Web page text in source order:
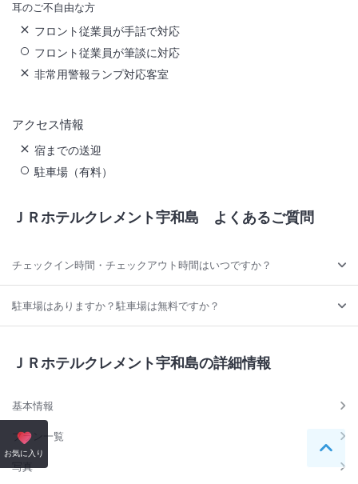
耳のご不自由な方
フロント従業員が手話で対応
フロント従業員が筆談に対応
非常用警報ランプ対応客室
アクセス情報
宿までの送迎
駐車場（有料）
お気に入り ペー
ＪＲホテルクレメント宇和島 よくあるご質問
チェックイン時間・チェックアウト時間はいつですか？
駐車場はありますか？駐車場は無料ですか？
ＪＲホテルクレメント宇和島の詳細情報
基本情報
プラン一覧
写真